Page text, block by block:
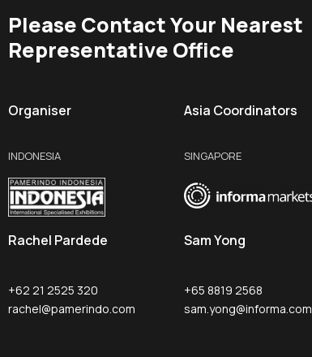
Please Contact Your Nearest
Representative Office
Organiser
INDONESIA
Rachel Pardede
+62 21 2525 320
rachel@pamerindo.com
Asia Coordinators
SINGAPORE
Sam Yong
+65 8819 2568
sam.yong@informa.com